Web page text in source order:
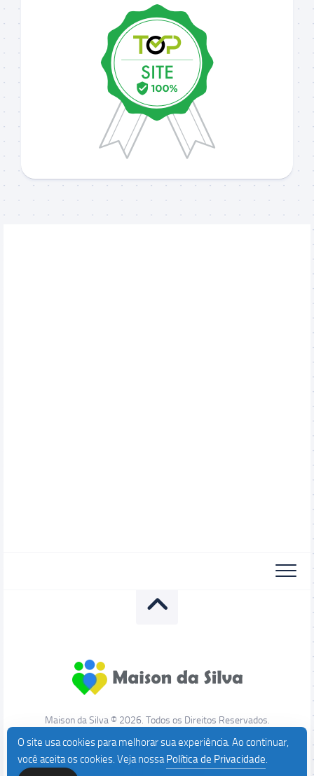
Maison da Silva © 2026. Todos os Direitos Reservados.
O site usa cookies para melhorar sua experiência. Ao continuar,
você aceita os cookies. Veja nossaPolítica de Privacidade.